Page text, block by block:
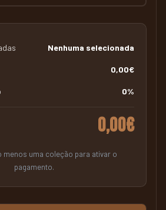
Nenhuma selecionada
0,00€
0%
0,00€
menos uma coleção para ativar o
pagamento.